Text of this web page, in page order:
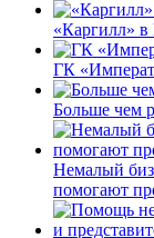
«Каргилл» в
ГК
Больше чем
Немалый
помогают